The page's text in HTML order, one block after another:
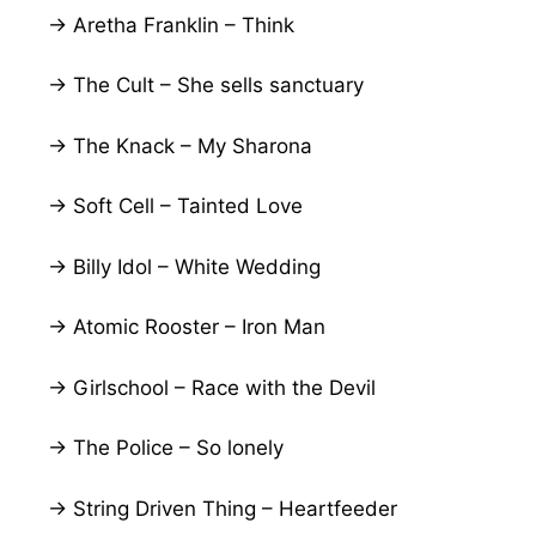
→ Aretha Franklin – Think
→ The Cult – She sells sanctuary
→ The Knack – My Sharona
→ Soft Cell – Tainted Love
→ Billy Idol – White Wedding
→ Atomic Rooster – Iron Man
→ Girlschool – Race with the Devil
→ The Police – So lonely
→ String Driven Thing – Heartfeeder